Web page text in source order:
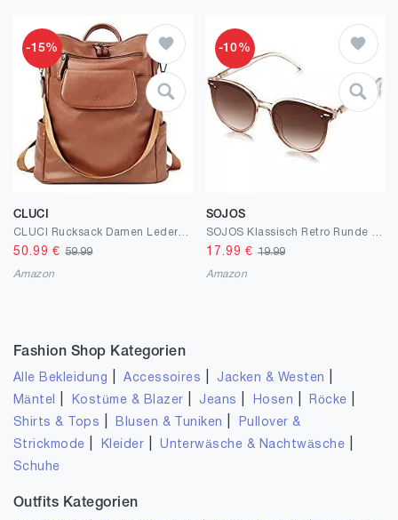
-15%
CLUCI
CLUCI Rucksack Damen Leder PU Elegant Lederrucksack Handtasche Frauen Rucksacktasche 2 in 1
50.99 €59.99
Amazon
-10%
SOJOS
17.99 € 19.99
Amazon
Fashion Shop Kategorien
Alle Bekleidung |Accessoires Jacken & Westen
Mäntel Kostüme & Blazer Jeans Hosen Röcke
Shirts & Tops Blusen & Tuniken
Pullover &
Strickmode
Kleider |Unterwäsche & Nachtwäsche
Schuhe
Outfits Kategorien